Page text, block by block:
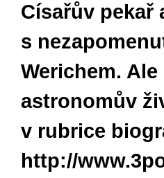
Císařův pekař
s
Werichem.
astronomův
v rubrice
http://